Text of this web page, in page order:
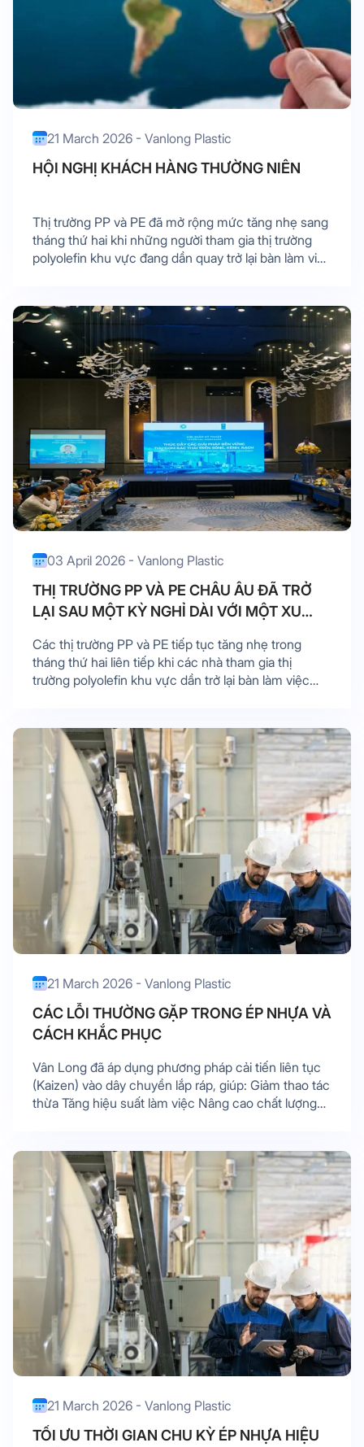
21 March 2026 - Vanlong Plastic
HỘI NGHỊ KHÁCH HÀNG THƯỜNG NIÊN
Thị trường PP và PE đã mở rộng mức tăng nhẹ sang
tháng thứ hai khi những người tham gia thị trường
polyolefin khu vực đang dần quay trở lại bàn làm việc
03 April 2026 - Vanlong Plastic
THỊ TRƯỜNG PP VÀ PE CHÂU ÂU ĐÃ TRỞ
LẠI SAU MỘT KỲ NGHỈ DÀI VỚI MỘT XU
Các thị trường PP và PE tiếp tục tăng nhẹ trong
tháng thứ hai liên tiếp khi các nhà tham gia thị
trường polyolefin khu vực dần trở lại bàn làm việc
21 March 2026 - Vanlong Plastic
CÁC LỖI THƯỜNG GẶP TRONG ÉP NHỰA VÀ
CÁCH KHẮC PHỤC
Vân Long đã áp dụng phương pháp cải tiến liên tục
(Kaizen) vào dây chuyền lắp ráp, giúp: Giảm thao tác
thừa Tăng hiệu suất làm việc Nâng cao chất lượng
21 March 2026 - Vanlong Plastic
TỐI ƯU THỜI GIAN CHU KỲ ÉP NHỰA HIỆU